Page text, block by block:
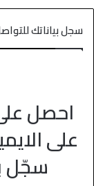
سجل بياناتك
احصل على
على
سجّل